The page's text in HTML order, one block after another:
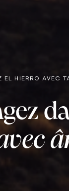
EL HIERRO AVEC